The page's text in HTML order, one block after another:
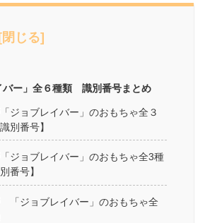
バー」全６種類 識別番号まとめ
ジョブレイバー」のおもちゃ全３
別番号】
ジョブレイバー」のおもちゃ全3種
番号】
「ジョブレイバー」のおもちゃ全